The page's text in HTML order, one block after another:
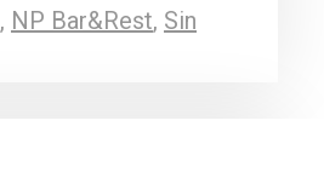
, NP Bar&Rest, Sin